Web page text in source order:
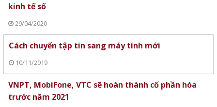
kinh tế số
29/04/2020
Cách chuyển tập tin sang máy tính mới
10/11/2019
VNPT, MobiFone, VTC sẽ hoàn thành cổ phần hóa
trước năm 2021